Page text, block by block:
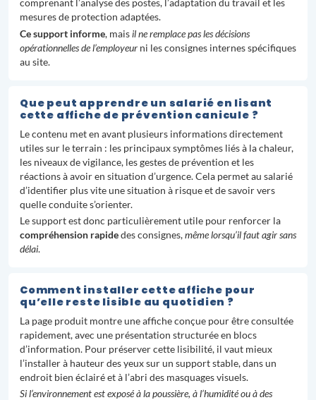
comprenant l’analyse des postes, l’adaptation du travail et les
mesures de protection adaptées.
Ce support informe, maisil ne remplace pas les décisions
opérationnelles de l’employeur ni les consignes internes spécifiques
au site.
Que peut apprendre un salarié en lisant
cette affiche de prévention canicule ?
Le contenu met en avant plusieurs informations directement
utiles sur le terrain : les principaux symptômes liés à la chaleur,
les niveaux de vigilance, les gestes de prévention et les
réactions à avoir en situation d’urgence. Cela permet au salarié
d’identifier plus vite une situation à risque et de savoir vers
quelle conduite s’orienter.
Le support est donc particulièrement utile pour renforcer la
compréhension rapidedes consignes,même lorsqu’il faut agir sans
délai.
Comment installer cette affiche pour
qu’elle reste lisible au quotidien ?
La page produit montre une affiche conçue pour être consultée
rapidement, avec une présentation structurée en blocs
d’information. Pour préserver cette lisibilité, il vaut mieux
l’installer à hauteur des yeux sur un support stable, dans un
endroit bien éclairé et à l’abri des masquages visuels.
Si l’environnement est exposé à la poussière, à l’humidité ou à des